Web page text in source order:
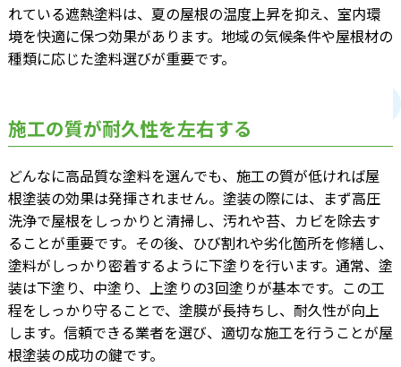
れている遮熱塗料は、夏の屋根の温度上昇を抑え、室内環
境を快適に保つ効果があります。地域の気候条件や屋根材の
種類に応じた塗料選びが重要です。
施工の質が耐久性を左右する
どんなに高品質な塗料を選んでも、施工の質が低ければ屋
根塗装の効果は発揮されません。塗装の際には、まず高圧
洗浄で屋根をしっかりと清掃し、汚れや苔、カビを除去す
ることが重要です。その後、ひび割れや劣化箇所を修繕し、
塗料がしっかり密着するように下塗りを行います。通常、塗
装は下塗り、中塗り、上塗りの3回塗りが基本です。この工
程をしっかり守ることで、塗膜が長持ちし、耐久性が向上
します。信頼できる業者を選び、適切な施工を行うことが屋
根塗装の成功の鍵です。